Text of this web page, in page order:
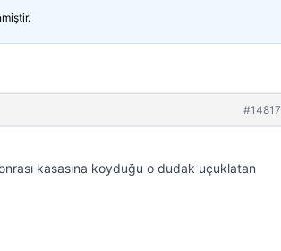
#14817
kasasına koyduğu o dudak uçuklatan